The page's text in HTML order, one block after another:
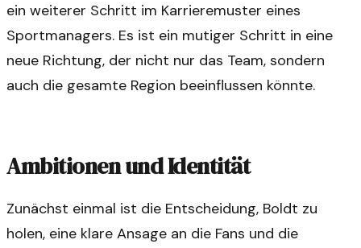
ein weiterer Schritt im Karrieremuster eines
Sportmanagers. Es ist ein mutiger Schritt in eine
neue Richtung, der nicht nur das Team, sondern
auch die gesamte Region beeinflussen könnte.
Ambitionen und Identität
Zunächst einmal ist die Entscheidung, Boldt zu
holen, eine klare Ansage an die Fans und die